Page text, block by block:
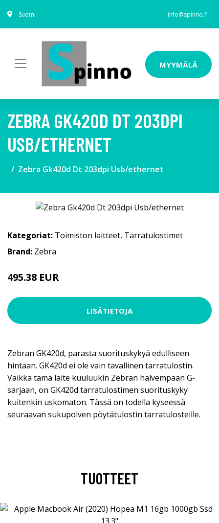
Suomi info@spinno.fi
MYYMÄLÄ
ZEBRA GK420D DT 203DPI
USB/ETHERNET
Zebra Gk420d Dt 203dpi Usb/ethernet
Kategoriat: Toimiston laitteet, Tarratulostimet
Brand: Zebra
495.38 EUR
LISÄTIETOJA
Zebran GK420d, parasta suorituskykyä edulliseen
hintaan. GK420d ei ole vain tavallinen tarratulostin.
Vaikka tämä laite kuuluukin Zebran halvempaan G-
sarjaan, on GK420d tarratulostimen suorituskyky
kuitenkin uskomaton. Tässä on todella kyseessä
seuraavan sukupolven pöytätulostin tarratulosteille.
TUOTTEET